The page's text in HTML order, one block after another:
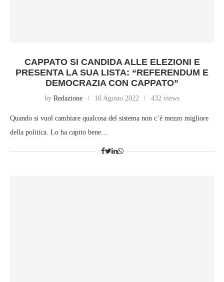
CAPPATO SI CANDIDA ALLE ELEZIONI E
PRESENTA LA SUA LISTA: “REFERENDUM E
DEMOCRAZIA CON CAPPATO”
by Redazione 16 Agosto 2022 432 views
Quando si vuol cambiare qualcosa del sistema non c’è mezzo migliore
della politica. Lo ha capito bene…